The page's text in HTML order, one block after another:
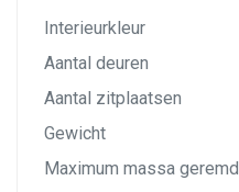
Interieurkleur
Aantal deuren
Aantal zitplaatsen
Gewicht
Maximum massa geremd